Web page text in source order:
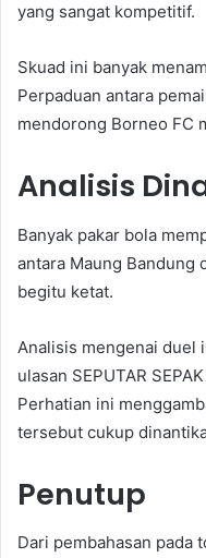
yang sangat kompetitif.
Skuad ini banyak
Perpaduan antara
mendorong Borneo FC
Analisis
Banyak pakar bola
antara Maung Bandung
begitu ketat.
Analisis mengenai duel
ulasan SEPUTAR
Perhatian ini
tersebut cukup
Penutup
Dari pembahasan pada